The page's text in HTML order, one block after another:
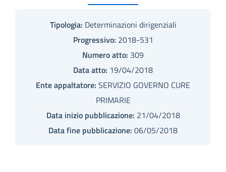
Tipologia: Determinazioni dirigenziali
Progressivo: 2018-531
Numero atto: 309
Data atto: 19/04/2018
Ente appaltatore: SERVIZIO GOVERNO CURE
PRIMARIE
Data inizio pubblicazione: 21/04/2018
Data fine pubblicazione: 06/05/2018